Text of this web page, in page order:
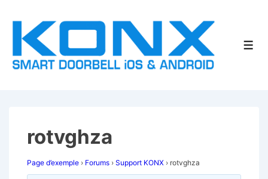
passer
contenu
rotvghza
Page d’exemple › Forums › Support KONX › rotvghza